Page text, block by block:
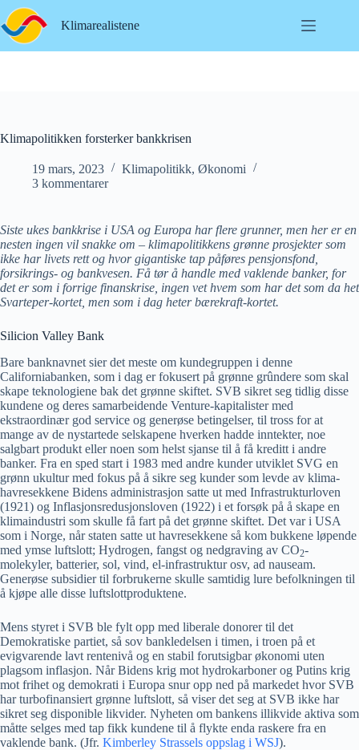
Hopp
til
innholdet
Klimarealistene
Klimapolitikken forsterker bankkrisen
19 mars, 2023 Klimapolitikk, Økonomi
3 kommentarer
Siste ukes bankkrise i USA og Europa har flere grunner, men her er en
nesten ingen vil snakke om – klimapolitikkens grønne prosjekter som
ikke har livets rett og hvor gigantiske tap påføres pensjonsfond,
forsikrings- og bankvesen. Få tør å handle med vaklende banker, for
det er som i forrige finanskrise, ingen vet hvem som har det som da het
Svarteper-kortet, men som i dag heter bærekraft-kortet.
Silicion Valley Bank
Bare banknavnet sier det meste om kundegruppen i denne
Californiabanken, som i dag er fokusert på grønne grûndere som skal
skape teknologiene bak det grønne skiftet. SVB sikret seg tidlig disse
kundene og deres samarbeidende Venture-kapitalister med
ekstraordinær god service og generøse betingelser, til tross for at
mange av de nystartede selskapene hverken hadde inntekter, noe
salgbart produkt eller noen som helst sjanse til å få kreditt i andre
banker. Fra en sped start i 1983 med andre kunder utviklet SVG en
grønn ukultur med fokus på å sikre seg kunder som levde av klima-
havresekkene Bidens administrasjon satte ut med Infrastrukturloven
(1921) og Inflasjonsredusjonsloven (1922) i et forsøk på å skape en
klimaindustri som skulle få fart på det grønne skiftet. Det var i USA
som i Norge, når staten satte ut havresekkene så kom bukkene løpende
med ymse luftslott; Hydrogen, fangst og nedgraving av CO2-
molekyler, batterier, sol, vind, el-infrastruktur osv, ad nauseam.
Generøse subsidier til forbrukerne skulle samtidig lure befolkningen til
å kjøpe alle disse luftslottproduktene.
Mens styret i SVB ble fylt opp med liberale donorer til det
Demokratiske partiet, så sov bankledelsen i timen, i troen på et
evigvarende lavt rentenivå og en stabil forutsigbar økonomi uten
plagsom inflasjon. Når Bidens krig mot hydrokarboner og Putins krig
mot frihet og demokrati i Europa snur opp ned på markedet hvor SVB
har turbofinansiert grønne luftslott, så viser det seg at SVB ikke har
sikret seg disponible likvider. Nyheten om bankens illikvide aktiva som
måtte selges med tap fikk kundene til å flykte enda raskere fra en
vaklende bank. (Jfr. Kimberley Strassels oppslag i WSJ).